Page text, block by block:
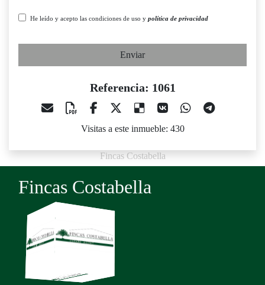
He leído y acepto las condiciones de uso y política de privacidad
Enviar
Referencia: 1061
Visitas a este inmueble: 430
Fincas Costabella
Fincas Costabella